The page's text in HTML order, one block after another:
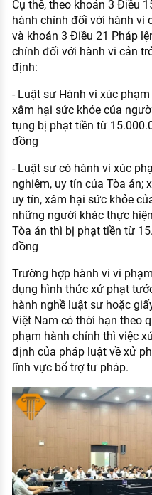
Cụ thể, theo khoản 3 Điều
hành chính đối với hành vi
và khoản 3 Điều 21 Pháp
chính đối với hành vi cản
định:
- Luật sư Hành vi xúc
xâm hại sức khỏe của
tụng bị phạt tiền từ
đồng
- Luật sư có hành vi xúc
nghiêm, uy tín của Tòa án;
uy tín, xâm hại sức khỏe
những người khác thực
Tòa án thì bị phạt tiền từ
đồng
Trường hợp hành vi vi
dụng hình thức xử phạt
hành nghề luật sư hoặc
Việt Nam có thời hạn theo
phạm hành chính thì việc
định của pháp luật về xử
lĩnh vực bổ trợ tư pháp.